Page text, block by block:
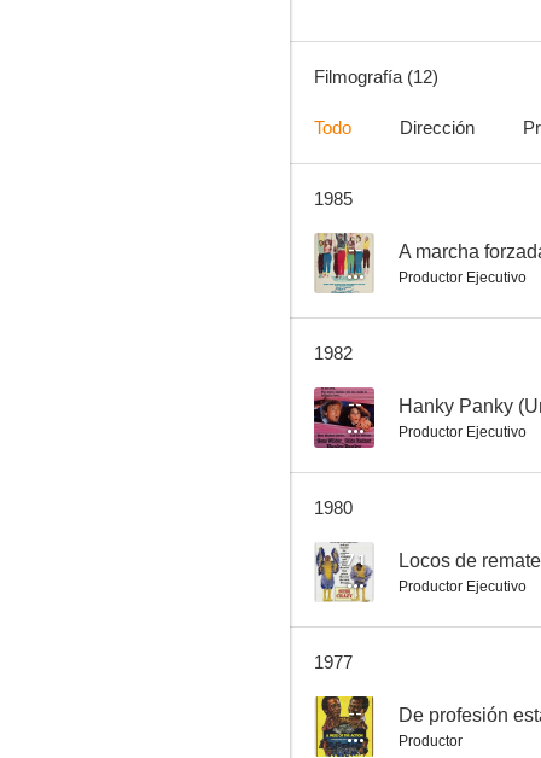
--
Filmografía (12)
Todo Dirección
1985
-- A marcha
Productor Ejecutivo
1982
-- Hanky Panky
Productor Ejecutivo
1980
7.1 Locos de remate
Productor Ejecutivo
1977
-- De profesión
Productor